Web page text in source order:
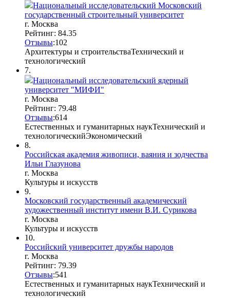
Национальный исследовательский Московский
государственный строительный университет
г. Москва
Рейтинг: 84.35
Отзывы:102
Архитектуры и строительстваТехнический и
технологический
7.
Национальный исследовательский ядерный
университет "МИФИ"
г. Москва
Рейтинг: 79.48
Отзывы:614
Естественных и гуманитарных наукТехнический и
технологическийЭкономический
8.
Российская академия живописи, ваяния и зодчества
Ильи Глазунова
г. Москва
Культуры и искусств
9.
Московский государственный академический
художественный институт имени В.И. Сурикова
г. Москва
Культуры и искусств
10.
Российский университет дружбы народов
г. Москва
Рейтинг: 79.39
Отзывы:541
Естественных и гуманитарных наукТехнический и
технологический